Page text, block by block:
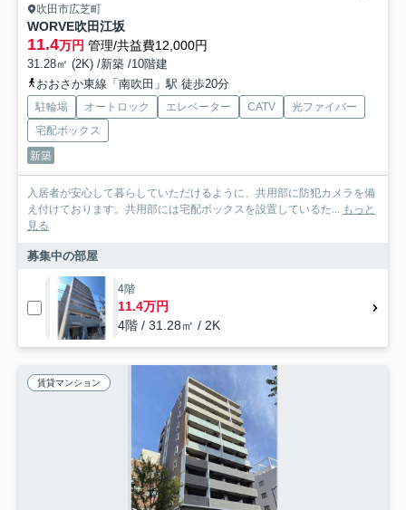
吹田市広芝町
WORVE吹田江坂
11.4万円 管理/共益費12,000円
31.28㎡ (2K) /新築 /10階建
おおさか東線「南吹田」駅 徒歩20分
駐輪場 オートロック エレベーター CATV
光ファイバー
宅配ボックス
新築
入居者が安心して暮らしていただけるように、共用部に防犯カメラを備
え付けております。共用部には宅配ボックスを設置しているた... もっと
見る
募集中の部屋
4階
11.4万円
4階 / 31.28㎡ / 2K
賃貸マンション